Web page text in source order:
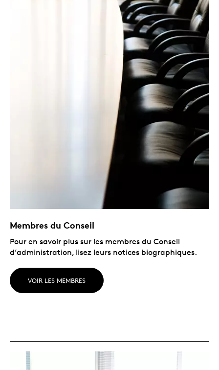
Membres du Conseil
Pour en savoir plus sur les membres du Conseil
d’administration, lisez leurs notices biographiques.
VOIR LES MEMBRES